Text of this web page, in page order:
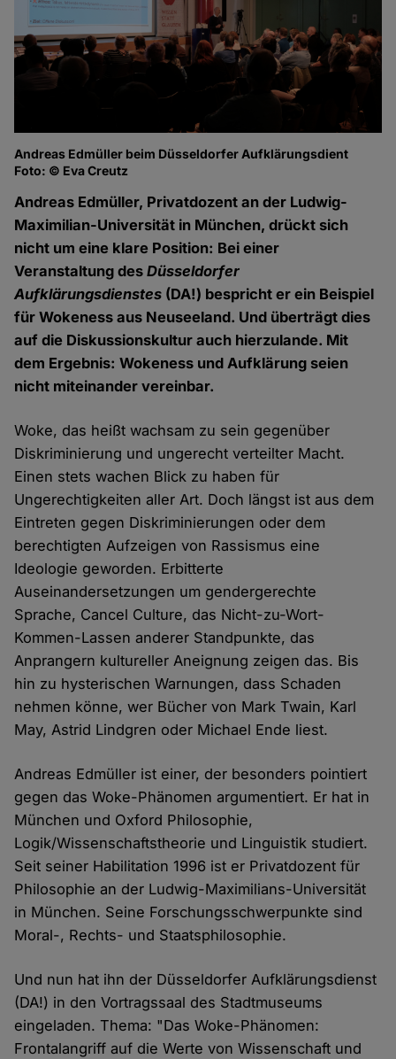
Andreas Edmüller beim Düsseldorfer Aufklärungsdient
Foto: © Eva Creutz
Andreas Edmüller, Privatdozent an der Ludwig-
Maximilian-Universität in München, drückt sich
nicht um eine klare Position: Bei einer
Veranstaltung desDüsseldorfer
Aufklärungsdienstes (DA!) bespricht er ein Beispiel
für Wokeness aus Neuseeland. Und überträgt dies
auf die Diskussionskultur auch hierzulande. Mit
dem Ergebnis: Wokeness und Aufklärung seien
nicht miteinander vereinbar.
Woke, das heißt wachsam zu sein gegenüber
Diskriminierung und ungerecht verteilter Macht.
Einen stets wachen Blick zu haben für
Ungerechtigkeiten aller Art. Doch längst ist aus dem
Eintreten gegen Diskriminierungen oder dem
berechtigten Aufzeigen von Rassismus eine
Ideologie geworden. Erbitterte
Auseinandersetzungen um gendergerechte
Sprache, Cancel Culture, das Nicht-zu-Wort-
Kommen-Lassen anderer Standpunkte, das
Anprangern kultureller Aneignung zeigen das. Bis
hin zu hysterischen Warnungen, dass Schaden
nehmen könne, wer Bücher von Mark Twain, Karl
May, Astrid Lindgren oder Michael Ende liest.
Andreas Edmüller ist einer, der besonders pointiert
gegen das Woke-Phänomen argumentiert. Er hat in
München und Oxford Philosophie,
Logik/Wissenschaftstheorie und Linguistik studiert.
Seit seiner Habilitation 1996 ist er Privatdozent für
Philosophie an der Ludwig-Maximilians-Universität
in München. Seine Forschungsschwerpunkte sind
Moral-, Rechts- und Staatsphilosophie.
Und nun hat ihn der Düsseldorfer Aufklärungsdienst
(DA!) in den Vortragssaal des Stadtmuseums
eingeladen. Thema: "Das Woke-Phänomen:
Frontalangriff auf die Werte von Wissenschaft und